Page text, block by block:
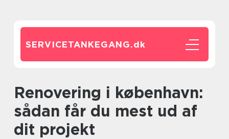
SERVICETANKEGANG.dk
Renovering i københavn:
sådan får du mest ud af
dit projekt